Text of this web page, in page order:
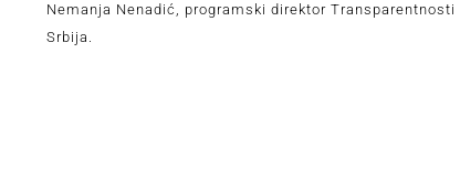
Nemanja Nenadić, programski direktor Transparentnosti
Srbija.